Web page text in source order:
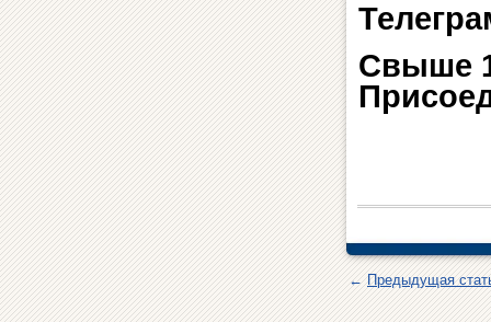
Свыше
←Предыдущая